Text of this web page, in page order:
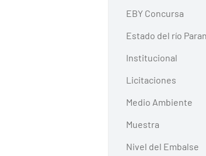
EBY Concursa
Estado del río
Institucional
Licitaciones
Medio Ambiente
Muestra
Nivel del Embalse